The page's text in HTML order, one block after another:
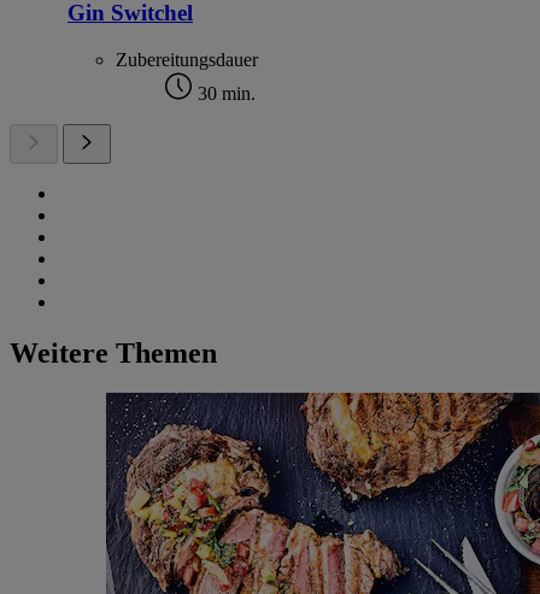
Gin Switchel
Zubereitungsdauer
30 min.
Weitere Themen